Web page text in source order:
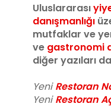
Uluslararası
danışmanlığı
mutfaklar ve
ve gastronomi
diğer yazıları
Yeni Restoran
Yeni Restoran